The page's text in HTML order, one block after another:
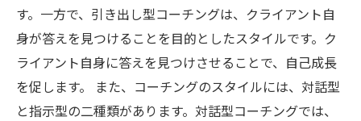
す。一方で、引き出し型コーチングは、クライアント自
身が答えを見つけることを目的としたスタイルです。ク
ライアント自身に答えを見つけさせることで、自己成長
を促します。 また、コーチングのスタイルには、対話型
と指示型の二種類があります。対話型コーチングでは、